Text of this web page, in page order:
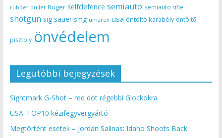
rubber bullet Ruger selfdefence semiauto semiauto rifle
shotgun sig sauer smg umarex usa öntöltő karabély öntöltő
pisztoly önvédelem
Legutóbbi bejegyzések
Sightmark G-Shot – red dot régebbi Glockokra
USA: TOP10 kézifegyvergyártó
Megtörtént esetek – Jordan Salinas: Idaho Shoots Back